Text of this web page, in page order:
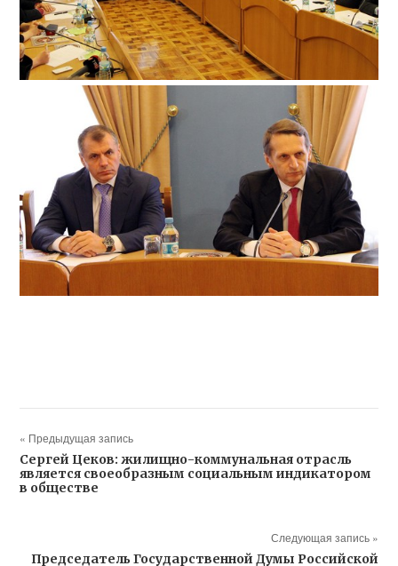
« Предыдущая запись
Сергей Цеков: жилищно-коммунальная отрасль
является своеобразным социальным индикатором
в обществе
Следующая запись »
Председатель Государственной Думы Российской